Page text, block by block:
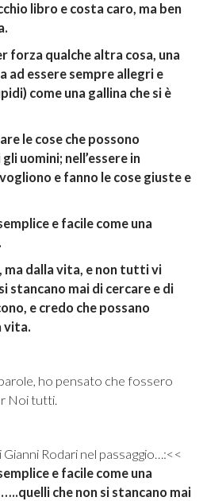
libro e costa caro, ma ben
forza qualche altra cosa, una
ad essere sempre allegri e
come una gallina che si è
le cose che possono
uomini; nell’essere in
e fanno le cose giuste e
e facile come una
ma dalla vita, e non tutti vi
stancano mai di cercare e di
e credo che possano
vita.
ho pensato che fossero
Noi tutti.
Rodari nel passaggio…:<<
e facile come una
che non si stancano mai